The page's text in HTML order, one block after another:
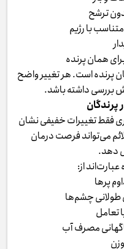
ترشح
با رژیم
همان پرنده
پرنده است. هر تغییر واضح
بررسی داشته باشد.
پرندگان
فقط تغییرات خفیفی نشان
می‌تواند فرصت درمان
دهد.
از:
پرها
طولانی چشم‌ها
تعامل
مصرف آب